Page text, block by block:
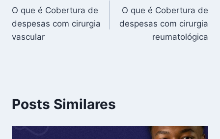
de
Post
O que é Cobertura de
despesas com cirurgia
vascular
O que é Cobertura de
despesas com cirurgia
reumatológica
Posts Similares